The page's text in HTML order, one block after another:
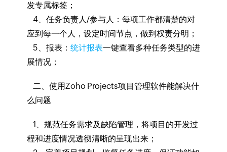
发专属标签；
4、任务负责人/参与人：每项工作都清楚的对
应到每一个人，设定时间节点，做到权责分明；
5、报表： 统计报表一键查看多种任务类型的进
展情况；
二、使用Zoho Projects项目管理软件能解决什
么问题
1、规范任务需求及缺陷管理，将项目的开发过
程和进度情况透彻清晰的呈现出来；